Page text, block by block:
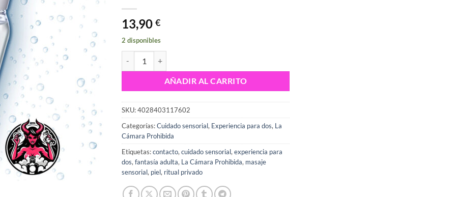
13,90 €
2 disponibles
AÑADIR AL CARRITO
SKU:4028403117602
Categorías:Cuidado sensorial, Experiencia para dos, La
Cámara Prohibida
Etiquetas:contacto, cuidado sensorial, experiencia para
dos, fantasía adulta, La Cámara Prohibida, masaje
sensorial, piel, ritual privado